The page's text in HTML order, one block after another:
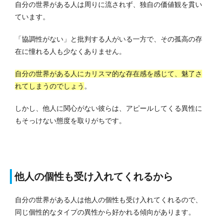
自分の世界がある人は周りに流されず、独自の価値観を貫い
ています。
「協調性がない」と批判する人がいる一方で、その孤高の存
在に憧れる人も少なくありません。
自分の世界がある人にカリスマ的な存在感を感じて、魅了さ
れてしまうのでしょう 。
しかし、他人に関心がない彼らは、アピールしてくる異性に
もそっけない態度を取りがちです。
他人の個性も受け入れてくれるから
自分の世界がある人は他人の個性も受け入れてくれるので、
同じ個性的なタイプの異性から好かれる傾向があります。